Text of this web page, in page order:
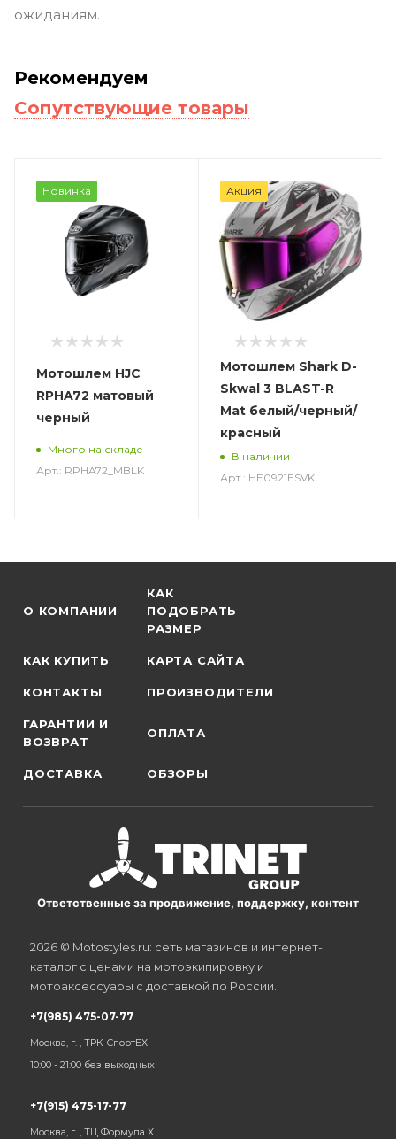
ожиданиям.
Рекомендуем
Сопутствующие товары
Новинка
Мотошлем HJC
RPHA72 матовый
черный
Много на складе
Арт.: RPHA72_MBLK
Акция
Мотошлем Shark D-
Skwal 3 BLAST-R
Mat белый/черный/
красный
В наличии
Арт.: HE0921ESVK
О КОМПАНИИ
КАК
ПОДОБРАТЬ
РАЗМЕР
КАК КУПИТЬ КАРТА САЙТА
КОНТАКТЫ ПРОИЗВОДИТЕЛИ
ГАРАНТИИ И
ВОЗВРАТ
ОПЛАТА
ДОСТАВКА ОБЗОРЫ
Ответственные за продвижение, поддержку, контент
2026 © Motostyles.ru: сеть магазинов и интернет-
каталог с ценами на мотоэкипировку и
мотоаксессуары с доставкой по России.
+7(985) 475-07-77
Москва, г. , ТРК СпортЕХ
10:00 - 21:00 без выходных
+7(915) 475-17-77
Москва, г. , ТЦ Формула Х